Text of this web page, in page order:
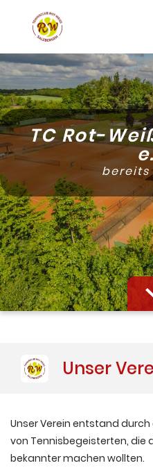
"Jetzt
TC Rot-
bereits
Unser
Unser Verein entstand
von Tennisbegeisterten, die
bekannter machen wollten.